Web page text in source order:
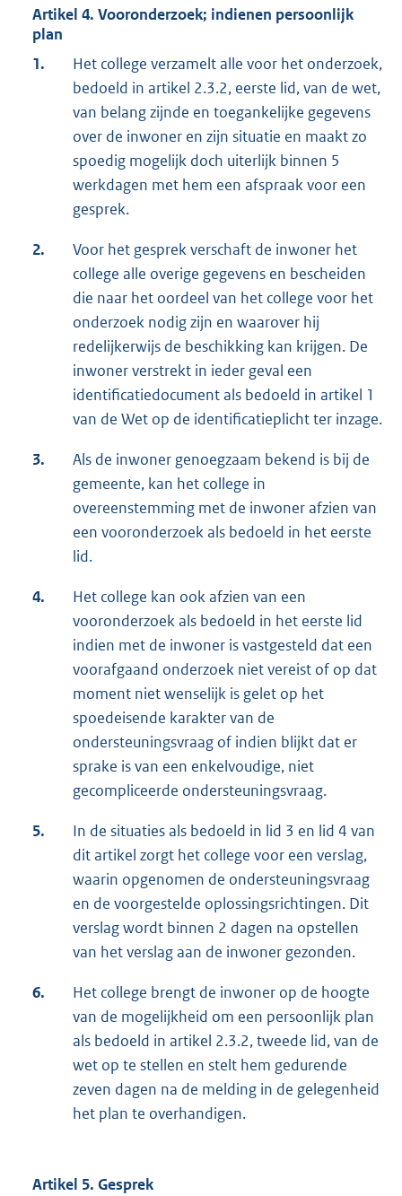
Artikel 4. Vooronderzoek; indienen persoonlijk
plan
1.
Het college verzamelt alle voor het onderzoek,
bedoeld in artikel 2.3.2, eerste lid, van de wet,
van belang zijnde en toegankelijke gegevens
over de inwoner en zijn situatie en maakt zo
spoedig mogelijk doch uiterlijk binnen 5
werkdagen met hem een afspraak voor een
gesprek.
2.
Voor het gesprek verschaft de inwoner het
college alle overige gegevens en bescheiden
die naar het oordeel van het college voor het
onderzoek nodig zijn en waarover hij
redelijkerwijs de beschikking kan krijgen. De
inwoner verstrekt in ieder geval een
identificatiedocument als bedoeld in artikel 1
van de Wet op de identificatieplicht ter inzage.
3.
Als de inwoner genoegzaam bekend is bij de
gemeente, kan het college in
overeenstemming met de inwoner afzien van
een vooronderzoek als bedoeld in het eerste
lid.
4.
Het college kan ook afzien van een
vooronderzoek als bedoeld in het eerste lid
indien met de inwoner is vastgesteld dat een
voorafgaand onderzoek niet vereist of op dat
moment niet wenselijk is gelet op het
spoedeisende karakter van de
ondersteuningsvraag of indien blijkt dat er
sprake is van een enkelvoudige, niet
gecompliceerde ondersteuningsvraag.
5.
In de situaties als bedoeld in lid 3 en lid 4 van
dit artikel zorgt het college voor een verslag,
waarin opgenomen de ondersteuningsvraag
en de voorgestelde oplossingsrichtingen. Dit
verslag wordt binnen 2 dagen na opstellen
van het verslag aan de inwoner gezonden.
6.
Het college brengt de inwoner op de hoogte
van de mogelijkheid om een persoonlijk plan
als bedoeld in artikel 2.3.2, tweede lid, van de
wet op te stellen en stelt hem gedurende
zeven dagen na de melding in de gelegenheid
het plan te overhandigen.
Artikel 5. Gesprek